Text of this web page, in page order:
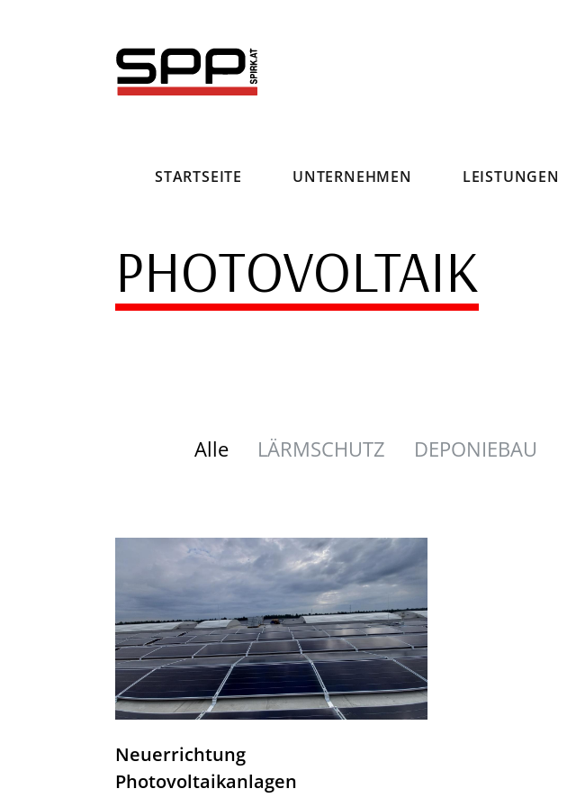
STARTSEITE UNTERNEHMEN LEISTUNGEN
PHOTOVOLTAIK
Alle LÄRMSCHUTZ DEPONIEBAU
Neuerrichtung
Photovoltaikanlagen